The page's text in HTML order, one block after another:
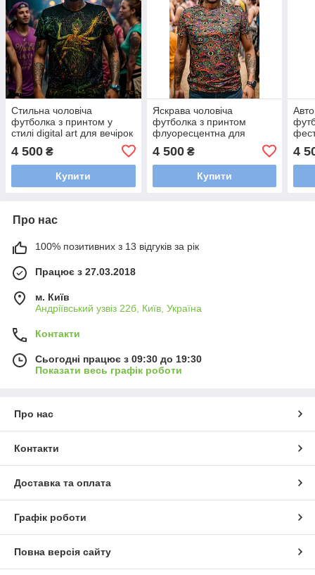
Стильна чоловіча
футболка з принтом у
стилі digital art для вечірок
та фестивалів / Молодіжні
футболки
4 500 ₴
Купити
Яскрава чоловіча
футболка з принтом
флуоресцентна для
Молодіжні футболки з
принтами
4 500₴
Купити
4
Про нас
100% позитивних з 13 відгуків за рік
Працює з 27.03.2018
м. Київ
Андріївський узвіз 22б, Київ, Україна
Контакти
Сьогодні працює з 09:30 до 19:30
Показати весь графік роботи
Про нас
Контакти
Доставка та оплата
Графік роботи
Повна версія сайту